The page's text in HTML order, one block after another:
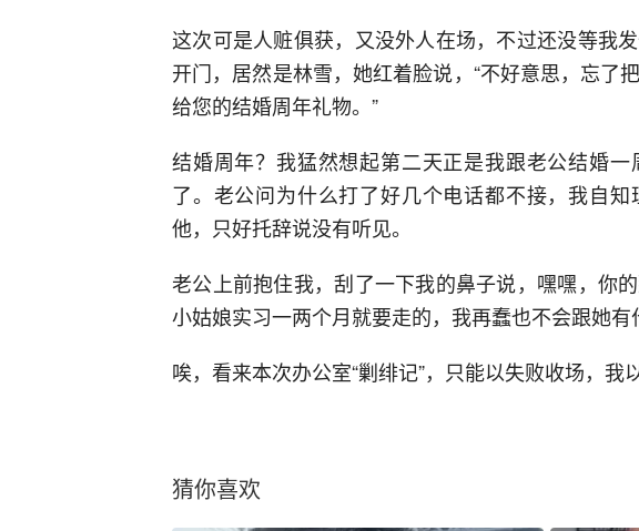
这次可是人赃俱获，又没外人在场，不过还没等我
开门，居然是林雪，她红着脸说，“不好意思，忘了
给您的结婚周年礼物。”
结婚周年？我猛然想起第二天正是我跟老公结婚
了。老公问为什么打了好几个电话都不接，我自
他，只好托辞说没有听见。
老公上前抱住我，刮了一下我的鼻子说，嘿嘿，你
小姑娘实习一两个月就要走的，我再蠢也不会跟她有
唉，看来本次办公室“剿绯记”，只能以失败收场，我
猜你喜欢